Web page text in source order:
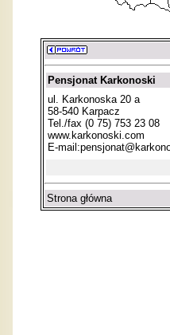
Pensjonat Karkonoski
ul. Karkonoska 20 a
58-540 Karpacz
Tel./fax (0 75) 753 23 08
www.karkonoski.com
E-mail:
Strona główna